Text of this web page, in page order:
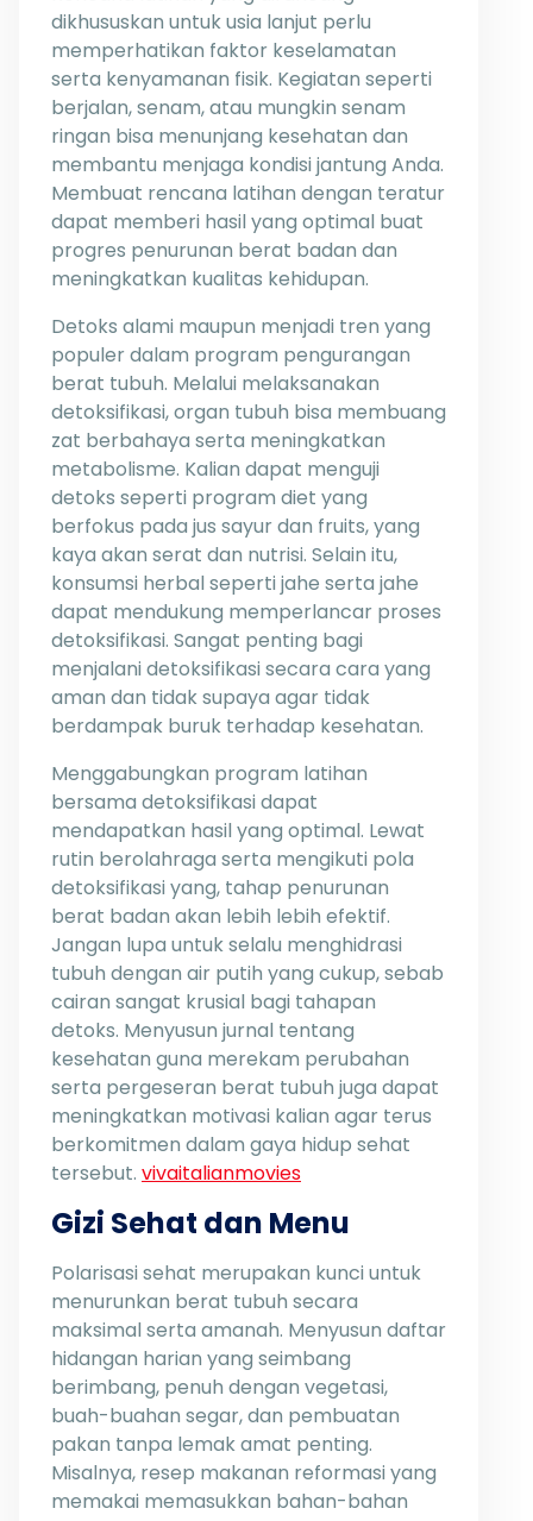
dikhususkan untuk usia lanjut perlu
memperhatikan faktor keselamatan
serta kenyamanan fisik. Kegiatan seperti
berjalan, senam, atau mungkin senam
ringan bisa menunjang kesehatan dan
membantu menjaga kondisi jantung Anda.
Membuat rencana latihan dengan teratur
dapat memberi hasil yang optimal buat
progres penurunan berat badan dan
meningkatkan kualitas kehidupan.
Detoks alami maupun menjadi tren yang
populer dalam program pengurangan
berat tubuh. Melalui melaksanakan
detoksifikasi, organ tubuh bisa membuang
zat berbahaya serta meningkatkan
metabolisme. Kalian dapat menguji
detoks seperti program diet yang
berfokus pada jus sayur dan fruits, yang
kaya akan serat dan nutrisi. Selain itu,
konsumsi herbal seperti jahe serta jahe
dapat mendukung memperlancar proses
detoksifikasi. Sangat penting bagi
menjalani detoksifikasi secara cara yang
aman dan tidak supaya agar tidak
berdampak buruk terhadap kesehatan.
Menggabungkan program latihan
bersama detoksifikasi dapat
mendapatkan hasil yang optimal. Lewat
rutin berolahraga serta mengikuti pola
detoksifikasi yang, tahap penurunan
berat badan akan lebih lebih efektif.
Jangan lupa untuk selalu menghidrasi
tubuh dengan air putih yang cukup, sebab
cairan sangat krusial bagi tahapan
detoks. Menyusun jurnal tentang
kesehatan guna merekam perubahan
serta pergeseran berat tubuh juga dapat
meningkatkan motivasi kalian agar terus
berkomitmen dalam gaya hidup sehat
tersebut. vivaitalianmovies
Gizi Sehat dan Menu
Polarisasi sehat merupakan kunci untuk
menurunkan berat tubuh secara
maksimal serta amanah. Menyusun daftar
hidangan harian yang seimbang
berimbang, penuh dengan vegetasi,
buah-buahan segar, dan pembuatan
pakan tanpa lemak amat penting.
Misalnya, resep makanan reformasi yang
memakai memasukkan bahan-bahan